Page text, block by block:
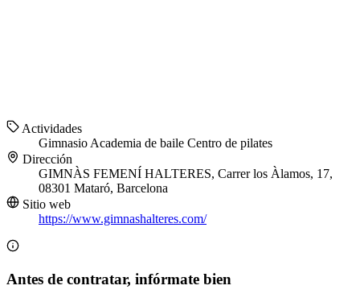
Actividades
Gimnasio Academia de baile Centro de pilates
Dirección
GIMNÀS FEMENÍ HALTERES, Carrer los Àlamos, 17,
08301 Mataró, Barcelona
Sitio web
https://www.gimnashalteres.com/
Antes de contratar, infórmate bien